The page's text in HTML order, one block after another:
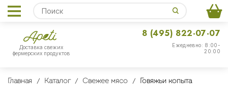
Доставка свежих
фермерских продуктов
Ежедневно: 8:00-
20:00
8 (495) 822-07-07
Главная Каталог Свежее мясо Говяжьи копыта